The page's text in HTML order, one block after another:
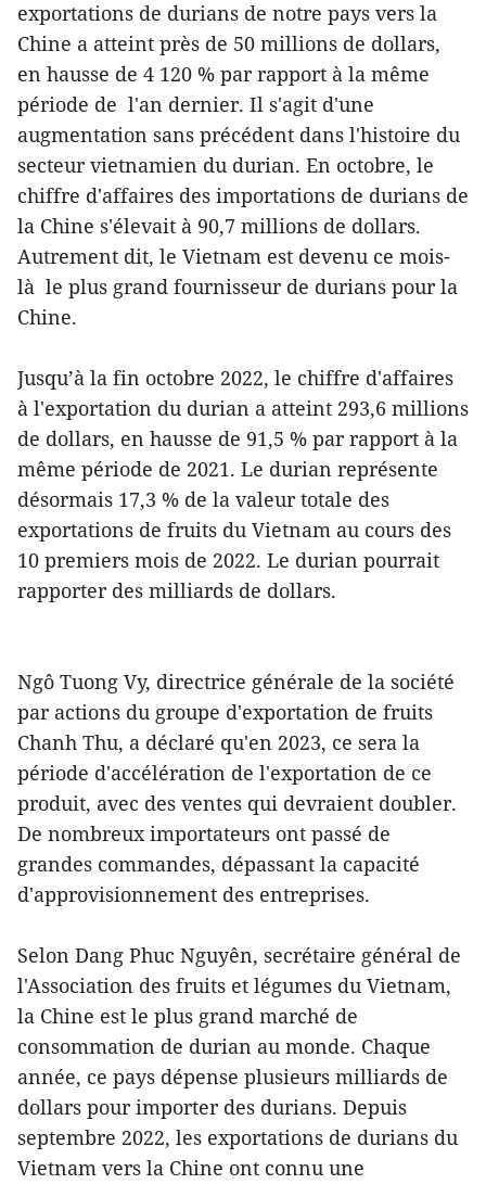
exportations de durians de notre pays vers la
Chine a atteint près de 50 millions de dollars,
en hausse de 4 120 % par rapport à la même
période de l'an dernier. Il s'agit d'une
augmentation sans précédent dans l'histoire du
secteur vietnamien du durian. En octobre, le
chiffre d'affaires des importations de durians de
la Chine s'élevait à 90,7 millions de dollars.
Autrement dit, le Vietnam est devenu ce mois-
là le plus grand fournisseur de durians pour la
Chine.
Jusqu’à la fin octobre 2022, le chiffre d'affaires
à l'exportation du durian a atteint 293,6 millions
de dollars, en hausse de 91,5 % par rapport à la
même période de 2021. Le durian représente
désormais 17,3 % de la valeur totale des
exportations de fruits du Vietnam au cours des
10 premiers mois de 2022. Le durian pourrait
rapporter des milliards de dollars.
Ngô Tuong Vy, directrice générale de la société
par actions du groupe d'exportation de fruits
Chanh Thu, a déclaré qu'en 2023, ce sera la
période d'accélération de l'exportation de ce
produit, avec des ventes qui devraient doubler.
De nombreux importateurs ont passé de
grandes commandes, dépassant la capacité
d'approvisionnement des entreprises.
Selon Dang Phuc Nguyên, secrétaire général de
l'Association des fruits et légumes du Vietnam,
la Chine est le plus grand marché de
consommation de durian au monde. Chaque
année, ce pays dépense plusieurs milliards de
dollars pour importer des durians. Depuis
septembre 2022, les exportations de durians du
Vietnam vers la Chine ont connu une